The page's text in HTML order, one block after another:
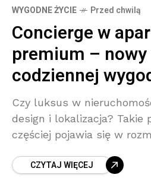
WYGODNE ŻYCIE Przed chwilą
Concierge w
premium –
codziennej
Czy luksus w
design i lokalizacja? Takie
częściej pojawia się w
panoramiczne okna i adres
CZYTAJ WIĘCEJ